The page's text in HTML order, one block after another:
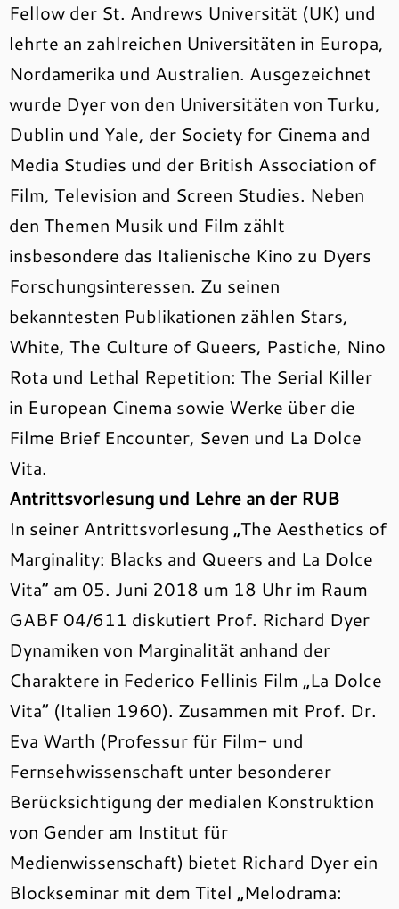
Fellow der St. Andrews Universität (UK) und
lehrte an zahlreichen Universitäten in Europa,
Nordamerika und Australien. Ausgezeichnet
wurde Dyer von den Universitäten von Turku,
Dublin und Yale, der Society for Cinema and
Media Studies und der British Association of
Film, Television and Screen Studies. Neben
den Themen Musik und Film zählt
insbesondere das Italienische Kino zu Dyers
Forschungsinteressen. Zu seinen
bekanntesten Publikationen zählen Stars,
White, The Culture of Queers, Pastiche, Nino
Rota und Lethal Repetition: The Serial Killer
in European Cinema sowie Werke über die
Filme Brief Encounter, Seven und La Dolce
Vita.
Antrittsvorlesung und Lehre an der RUB
In seiner Antrittsvorlesung „The Aesthetics of
Marginality: Blacks and Queers and La Dolce
Vita“ am 05. Juni 2018 um 18 Uhr im Raum
GABF 04/611 diskutiert Prof. Richard Dyer
Dynamiken von Marginalität anhand der
Charaktere in Federico Fellinis Film „La Dolce
Vita“ (Italien 1960). Zusammen mit Prof. Dr.
Eva Warth (Professur für Film- und
Fernsehwissenschaft unter besonderer
Berücksichtigung der medialen Konstruktion
von Gender am Institut für
Medienwissenschaft) bietet Richard Dyer ein
Blockseminar mit dem Titel „Melodrama: